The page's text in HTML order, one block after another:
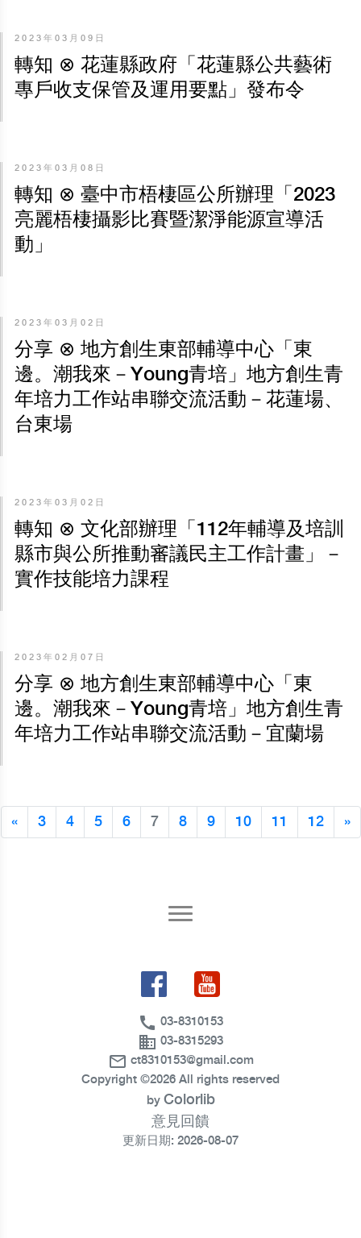
2023年03月09日
轉知 ⊗ 花蓮縣政府「花蓮縣公共藝術
專戶收支保管及運用要點」發布令
2023年03月08日
轉知 ⊗ 臺中市梧棲區公所辦理「2023
亮麗梧棲攝影比賽暨潔淨能源宣導活
動」
2023年03月02日
分享 ⊗ 地方創生東部輔導中心「東
邊。潮我來－Young青培」地方創生青
年培力工作站串聯交流活動－花蓮場、
台東場
2023年03月02日
轉知 ⊗ 文化部辦理「112年輔導及培訓
縣市與公所推動審議民主工作計畫」－
實作技能培力課程
2023年02月07日
分享 ⊗ 地方創生東部輔導中心「東
邊。潮我來－Young青培」地方創生青
年培力工作站串聯交流活動－宜蘭場
« 3 4 5 6 7 8 9 10 11 12 »
call 03-8310153
business 03-8315293
mail_outline ct8310153@gmail.com
Copyright ©2026 All rights reserved
by Colorlib
意見回饋
更新日期: 2026-08-07